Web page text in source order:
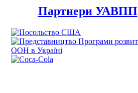
Партнери УАВПП